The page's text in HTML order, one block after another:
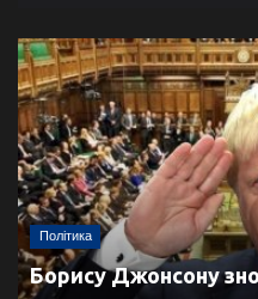
Політика
Борису Джонсону